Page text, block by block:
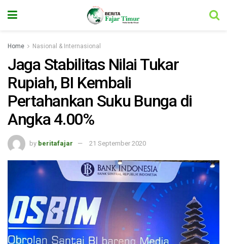
Home Nasional & Internasional
Jaga Stabilitas Nilai Tukar
Rupiah, BI Kembali
Pertahankan Suku Bunga di
Angka 4.00%
by beritafajar 21 September 2020